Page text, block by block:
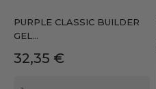
PURPLE CLASSIC BUILDER
GEL...
Precio
32,35 €